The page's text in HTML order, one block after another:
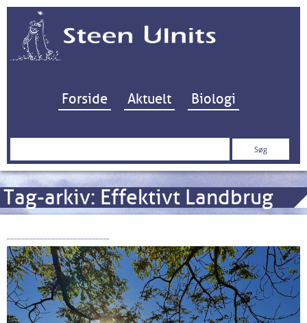
Hop til indhold
Forside Aktuelt Biologi
Søg
Tag-arkiv: Effektivt Landbrug